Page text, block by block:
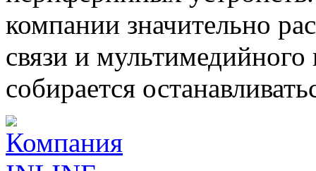
компании значительно
связи и
собирается